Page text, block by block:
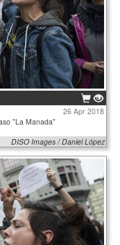
26 Apr 2018
"La Manada"
DISO Images / Daniel López